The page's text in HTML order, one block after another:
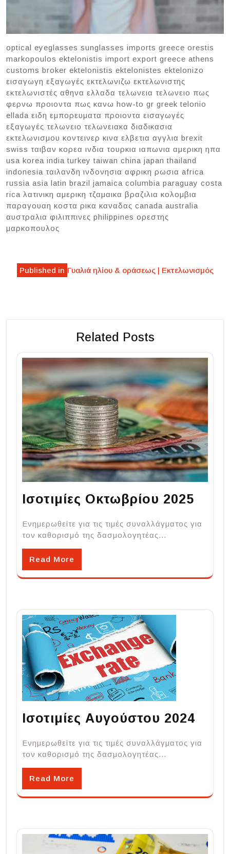
optical eyeglasses sunglasses imports greece orestis
markopoulos ektelonistis import export greece athens
customs broker ektelonistis ektelonistes ektelonizo
εισαγωγη εξαγωγές εκτελωνιζω εκτελωνιστης
εκτελωνιστές αθηνα ελλαδα τελωνεια τελωνειο πως
φερνω προιοντα πως κανω how-to gr greek telonio
ellada ειδη εμπορευματα προιοντα εισαγωγές
εξαγωγές τελωνειο τελωνειακα διαδικασια
εκτελωνισμου κοντεινερ κινα ελβετια αγγλια brexit
swiss ταιβαν κορεα ινδια τουρκια ιαπωνια αμερικη ηπα
usa korea india turkey taiwan china japan thailand
indonesia ταιλανδη ινδονησια αφρικη ρωσια africa
russia asia latin brazil jamaica columbia paraguay costa
rica λατινικη αμερικη τζαμαικα βραζιλια κολομβια
παραγουαη κοστα ρικα καναδας canada australia
αυστραλια φιλιππινες philippines ορεστης
μαρκοπουλος
Post
navigation
Published in Γυαλιά ηλίου & οράσεως | Εκτελωνισμός
Related Posts
Ισοτιμίες Οκτωβρίου 2025
Ενημερωθείτε για τις τιμές συναλλάγματος για
τον καθορισμό της δασμολογητέας…
Read More
Ισοτιμίες Αυγούστου 2024
Ενημερωθείτε για τις τιμές συναλλάγματος για
τον καθορισμό της δασμολογητέας…
Read More